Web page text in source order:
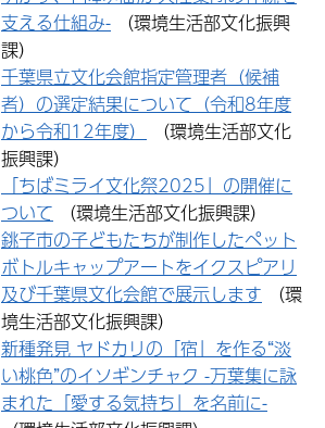
支える仕組み-
課）
千葉県立文化会館指定管理者（候補
者）の選定結果について（令和8年度
から令和12年度）
振興課）
「ちばミライ文化祭2025」の開催に
ついて
（環境生活部文化振興課）
銚子市の子どもたちが制作したペット
ボトルキャップアートをイクスピアリ
及び千葉県文化会館で展示します
境生活部文化振興課）
新種発見 ヤドカリの「宿」を作る“淡
い桃色”のイソギンチャク -万葉集に詠
まれた「愛する気持ち」を名前に-